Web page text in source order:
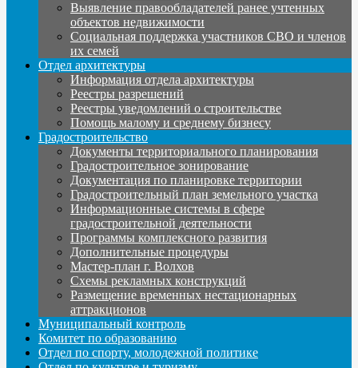
Выявление правообладателей ранее учтенных
объектов недвижимости
Социальная поддержка участников СВО и членов
их семей
Отдел архитектуры
Информация отдела архитектуры
Реестры разрешений
Реестры уведомлений о строительстве
Помощь малому и среднему бизнесу
Градостроительство
Документы территориального планирования
Градостроительное зонирование
Документация по планировке территории
Градостроительный план земельного участка
Информационные системы в сфере
градостроительной деятельности
Программы комплексного развития
Дополнительные процедуры
Мастер-план г. Волхов
Схемы рекламных конструкций
Размещение временных нестационарных
аттракционов
Муниципальный контроль
Комитет по образованию
Отдел по спорту, молодежной политике